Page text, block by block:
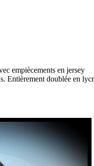
empiècements en jersey
Entièrement doublée en